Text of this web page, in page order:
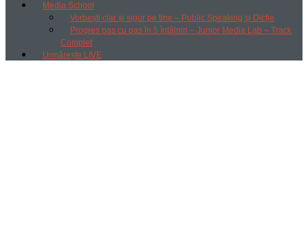
Media School
Vorbești clar și sigur pe tine – Public Speaking și Dicție
Progres pas cu pas în 5 întâlniri – Junior Media Lab – Track
Complet
Urmărește LIVE